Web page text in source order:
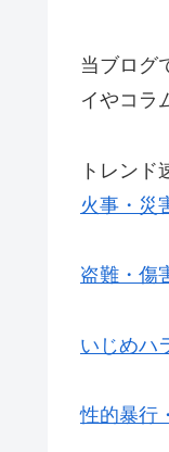
当ブログ
イやコラ
トレンド
火事・災
盗難・傷
いじめハ
性的暴行